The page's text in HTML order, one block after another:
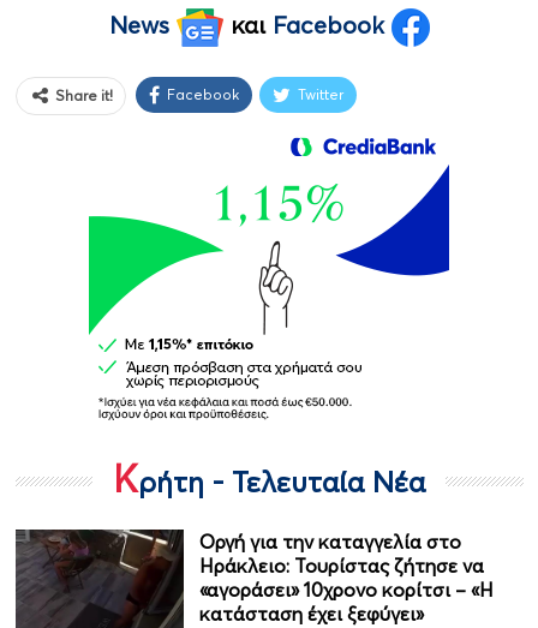
News
και Facebook
Share it! Facebook Twitter
Κρήτη - Τελευταία Νέα
Οργή για την καταγγελία στο
Ηράκλειο: Τουρίστας ζήτησε να
«αγοράσει» 10χρονο κορίτσι – «Η
κατάσταση έχει ξεφύγει»